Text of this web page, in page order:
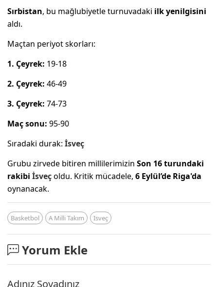
Sırbistan, bu mağlubiyetle turnuvadaki ilk yenilgisini
aldı.
Maçtan periyot skorları:
1. Çeyrek: 19-18
2. Çeyrek: 46-49
3. Çeyrek: 74-73
Maç sonu: 95-90
Sıradaki durak: İsveç
Grubu zirvede bitiren millilerimizin Son 16 turundaki
rakibi İsveçoldu. Kritik mücadele, 6 Eylül’de Riga'da
oynanacak.
Basketbol A Milli Takım Isveç
Yorum Ekle
Adınız Soyadınız